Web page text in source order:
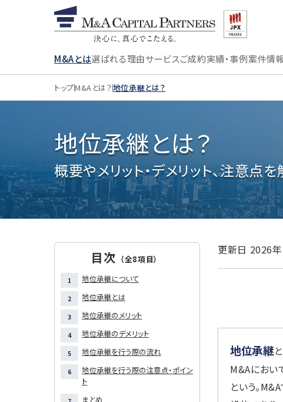
M&Aとは選ばれる理由サービスご成約実績・事例案件情
トップM&Aとは？地位承継とは？
地位承継とは？
概要やメリット・デメリット、注意点
目次 （全8項目）
地位承継について
地位承継とは
地位承継のメリット
地位承継のデメリット
地位承継を行う際の流れ
地位承継を行う際の注意点・ポイン
ト
まとめ
更新日 2026
地位承継
M&Aにおい
という。